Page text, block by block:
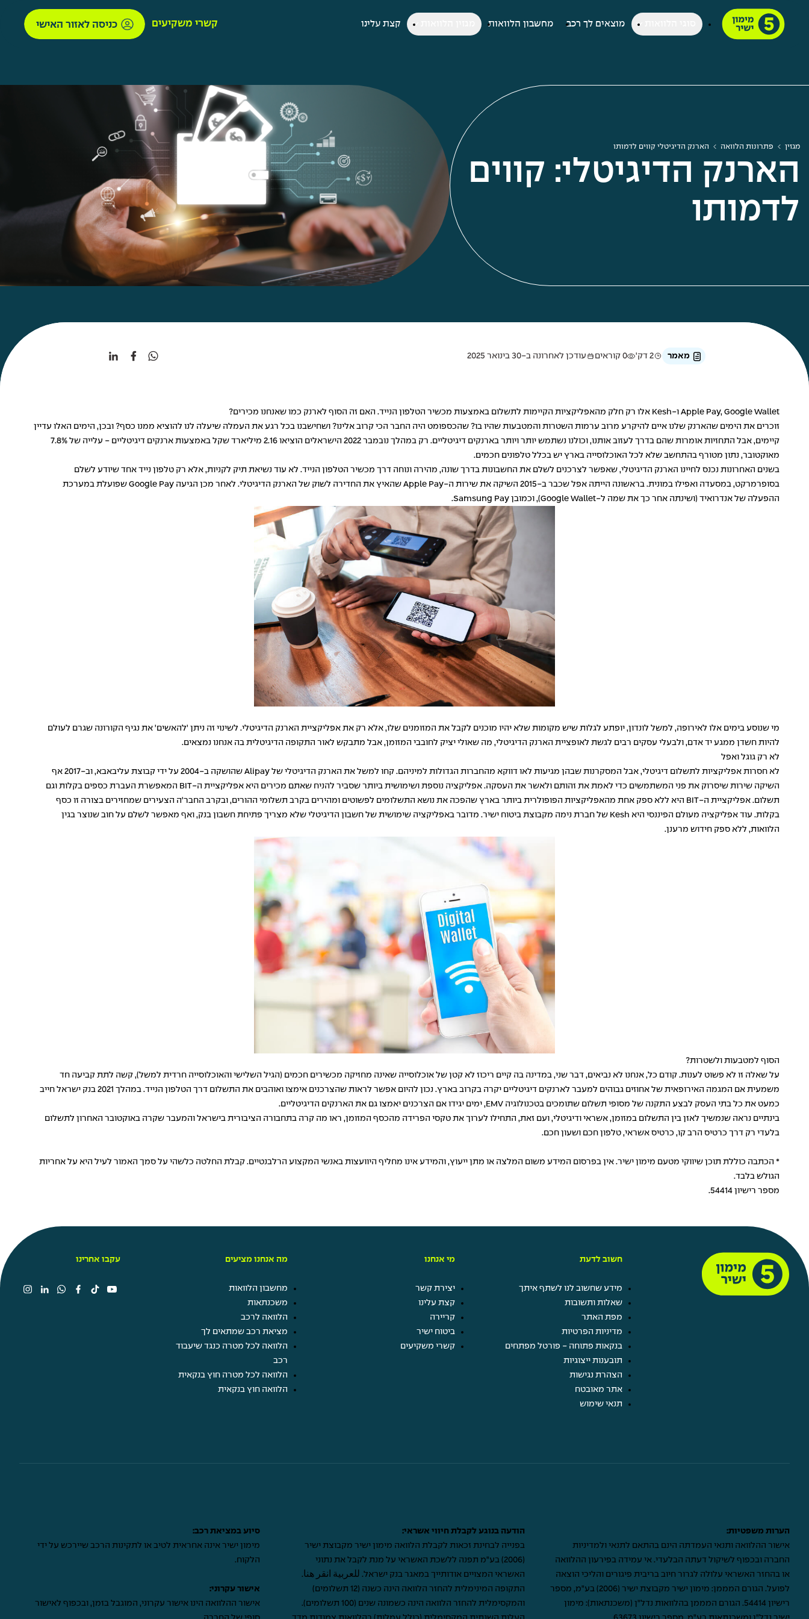
מוצאים לך רכב מחשבון הלוואות קצת עלינו קשרי משקיעים כניסה לאזור האישי
מגזין פתרונות הלוואה הארנק הדיגיטלי קווים לדמותו
הארנק הדיגיטלי: קווים
לדמותו
מאמר 2 דק' 0 קוראים עודכן לאחרונה ב-30 בינואר 2025
Apple Pay, Google Wallet ו-Kesh אלו רק חלק מהאפליקציות הקיימות לתשלום באמצעות מכשיר הטלפון הנייד. האם זה הסוף לארנק כמו שאנחנו מכירים?
זוכרים את הימים שהארנק שלנו איים להיקרע מרוב ערמות השטרות והמטבעות שהיו בו? שהכספומט היה החבר הכי קרוב אלינו? ושחישבנו בכל רגע את העמלה שיעלה לנו להוציא ממנו כסף? ובכן, הימים האלו עדיין
קיימים, אבל התחזיות אומרות שהם בדרך לעזוב אותנו, וכולנו נשתמש יותר ויותר בארנקים דיגיטליים. רק במהלך נובמבר 2022 הישראלים הוציאו 2.16 מיליארד שקל באמצעות ארנקים דיגיטליים - עלייה של 7.8%
מאוקטובר, נתון מטורף בהתחשב שלא לכל האוכלוסייה בארץ יש בכלל טלפונים חכמים.
בשנים האחרונות נכנס לחיינו הארנק הדיגיטלי, שאפשר לצרכנים לשלם את החשבונות בדרך שונה, מהירה ונוחה דרך מכשיר הטלפון הנייד. לא עוד נשיאת תיק לקניות, אלא רק טלפון נייד אחד שיודע לשלם
בסופרמרקט, במסעדה ואפילו במונית. בראשונה הייתה אפל שכבר ב-2015 השיקה את שירות ה-Apple Pay שהאיץ את החדירה לשוק של הארנק הדיגיטלי. לאחר מכן הגיעה Google Pay שפועלת במערכת
ההפעלה של אנדרואיד (ושינתה אחר כך את שמה ל-Google Wallet), וכמובן Samsung Pay.
מי שנוסע בימים אלו לאירופה, למשל לונדון, יופתע לגלות שיש מקומות שלא יהיו מוכנים לקבל את המזומנים שלו, אלא רק את אפליקציית הארנק הדיגיטלי. לשינוי זה ניתן 'להאשים' את נגיף הקורונה שגרם לעולם
להיות חשדן ממגע יד אדם, ולבעלי עסקים רבים לגשת לאופציית הארנק הדיגיטלי, מה שאולי יציק לחובבי המזומן, אבל מתבקש לאור התקופה הדיגיטלית בה אנחנו נמצאים.
לא רק גוגל ואפל
לא חסרות אפליקציות לתשלום דיגיטלי, אבל המסקרנות שבהן מגיעות לאו דווקא מהחברות הגדולות למיניהם. קחו למשל את הארנק הדיגיטלי של Alipay שהושקה ב-2004 על ידי קבוצת עליבאבא, וב-2017 אף
השיקה שירות שיסרוק את פני המשתמשים כדי לאמת את זהותם ולאשר את העסקה. אפליקציה נוספת ושימושית ביותר שסביר להניח שאתם מכירים היא אפליקציית ה-BIT המאפשרת העברת כספים בקלות וגם
תשלום. אפליקציית ה-BIT היא ללא ספק אחת מהאפליקציות הפופולרית ביותר בארץ שהפכה את נושא התשלומים לפשוטים ומהירים בקרב תשלומי ההורים, ובקרב החבר'ה הצעירים שמחזירים בצורה זו כסף
בקלות. עוד אפליקציה מעולם הפיננסי היא Kesh של חברת נימה מקבוצת ביטוח ישיר. מדובר באפליקציה שימושית של חשבון הדיגיטלי שלא מצריך פתיחת חשבון בנק, ואף מאפשר לשלם על חוב שנוצר בגין
הלוואות, ללא ספק חידוש מרענן.
הסוף למטבעות ולשטרות?
על שאלה זו לא פשוט לענות. קודם כל, אנחנו לא נביאים, דבר שני, במדינה בה קיים ריכוז לא קטן של אוכלוסייה שאינה מחזיקה מכשירים חכמים (הגיל השלישי והאוכלוסייה חרדית למשל), קשה לתת קביעה חד
משמעית אם המגמה האירופאית של אחוזים גבוהים למעבר לארנקים דיגיטליים יקרה בקרוב בארץ. נכון להיום אפשר לראות שהצרכנים אימצו ואוהבים את התשלום דרך הטלפון הנייד. במהלך 2021 בנק ישראל חייב
כמעט את כל בתי העסק לבצע התקנה של מסופי תשלום שתומכים בטכנולוגיה EMV, ימים יגידו אם הצרכנים יאמצו גם את הארנקים הדיגיטליים.
בינתיים נראה שנמשיך לאזן בין התשלום במזומן, אשראי ודיגיטלי, ועם זאת, התחילו לערוך את טקסי הפרידה מהכסף המזומן, ראו מה קרה בתחבורה הציבורית בישראל והמעבר שקרה באוקטובר האחרון לתשלום
בלעדי רק דרך כרטיס הרב קו, כרטיס אשראי, טלפון חכם ושעון חכם.
* הכתבה כוללת תוכן שיווקי מטעם מימון ישיר. אין בפרסום המידע משום המלצה או מתן ייעוץ, והמידע אינו מחליף היוועצות באנשי המקצוע הרלבנטיים. קבלת החלטה כלשהי על סמך האמור לעיל היא על אחריות
הגולש בלבד.
מספר רישיון 54414.
חשוב לדעת
מידע שחשוב לנו לשתף איתך
שאלות ותשובות
מפת האתר
מדיניות הפרטיות
בנקאות פתוחה - פורטל מפתחים
תובענות ייצוגיות
הצהרת נגישות
אתר מאובטח
תנאי שימוש
מי אנחנו
יצירת קשר
קצת עלינו
קריירה
ביטוח ישיר
קשרי משקיעים
מה אנחנו מציעים
מחשבון הלוואות
משכנתאות
הלוואה לרכב
מציאת רכב שמתאים לך
הלוואה לכל מטרה כנגד שיעבוד
רכב
הלוואה לכל מטרה חוץ בנקאית
הלוואה חוץ בנקאית
עקבו אחרינו
הערות משפטיות:
אישור ההלוואה ותנאי העמדתה הינם בהתאם לתנאי ולמדיניות
החברה ובכפוף לשיקול דעתה הבלעדי. אי עמידה בפירעון ההלוואה
או בהחזר האשראי עלולה לגרור חיוב בריבית פיגורים והליכי הוצאה
לפועל. הגורם המממן: מימון ישיר מקבוצת ישיר (2006) בע"מ, מספר
רישיון 54414. הגורם המממן בהלוואות נדל"ן (משכנתאות): מימון
הודעה בנוגע לקבלת חיווי אשראי:
בפנייה לבחינת זכאות לקבלת הלוואה מימון ישיר מקבוצת ישיר
(2006) בע"מ תפנה ללשכת האשראי על מנת לקבל את נתוני
האשראי המצויים אודותייך במאגר בנק ישראל. للعربية انقر هنا .
התקופה המינימלית להחזר הלוואה הינה כשנה (12 תשלומים)
והמקסימלית להחזר הלוואה הינה כשמונה שנים (100 תשלומים).
סיוע במציאת רכב:
מימון ישיר אינה אחראית לטיב או לתקינות הרכב שיירכש על ידי
הלקוח.
אישור עקרוני:
אישור ההלוואה הינו אישור עקרוני, המוגבל בזמן, ובכפוף לאישור